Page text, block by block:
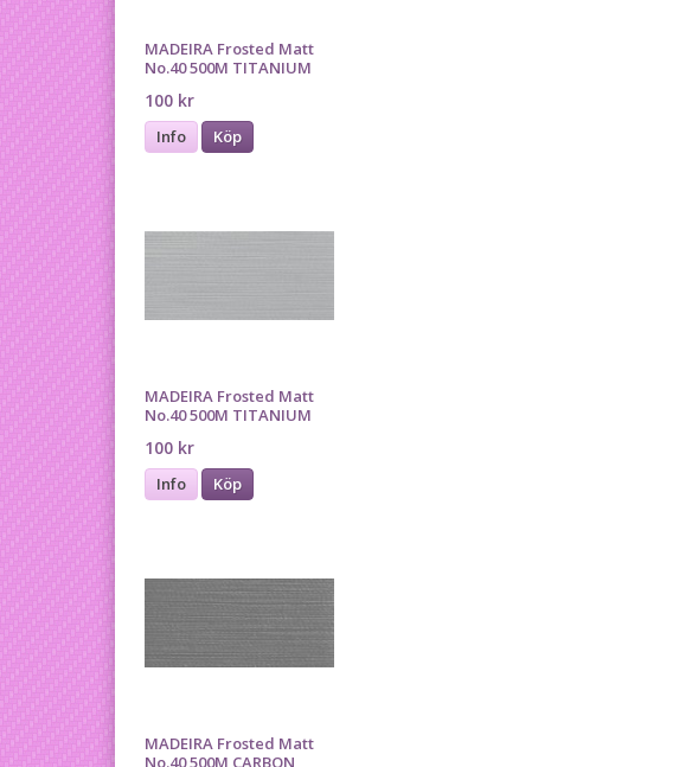
MADEIRA Frosted Matt
No.40 500M TITANIUM
100 kr
Info Köp
MADEIRA Frosted Matt
No.40 500M TITANIUM
100 kr
Info Köp
MADEIRA Frosted Matt
No.40 500M CARBON